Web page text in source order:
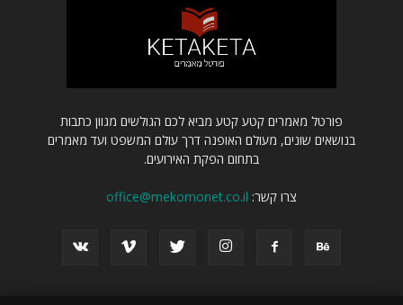
פורטל מאמרים קטע קטע מביא לכם הגולשים מגוון כתבות
בנושאים שונים, מעולם האופנה דרך עולם המשפט ועד מאמרים
בתחום הפקת האירועים.
צרו קשר: office@mekomonet.co.il